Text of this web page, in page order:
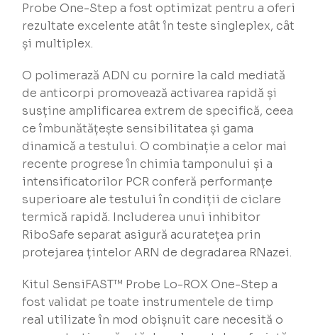
Probe One-Step a fost optimizat pentru a oferi
rezultate excelente atât în teste singleplex, cât
și multiplex.
O polimerază ADN cu pornire la cald mediată
de anticorpi promovează activarea rapidă și
susține amplificarea extrem de specifică, ceea
ce îmbunătățește sensibilitatea și gama
dinamică a testului. O combinație a celor mai
recente progrese în chimia tamponului și a
intensificatorilor PCR conferă performanțe
superioare ale testului în condiții de ciclare
termică rapidă. Includerea unui inhibitor
RiboSafe separat asigură acuratețea prin
protejarea țintelor ARN de degradarea RNazei.
Kitul SensiFAST™ Probe Lo-ROX One-Step a
fost validat pe toate instrumentele de timp
real utilizate în mod obișnuit care necesită o